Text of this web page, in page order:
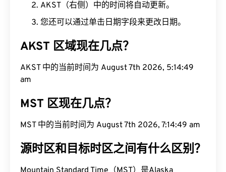
AKST（右侧）中的时间将自动更新。
您还可以通过单击日期字段来更改日期。
AKST 区域现在几点？
AKST 中的当前时间为 August 7th 2026, 5:14:50
am
MST 区现在几点？
MST 中的当前时间为 August 7th 2026, 7:14:50 am
源时区和目标时区之间有什么区别？